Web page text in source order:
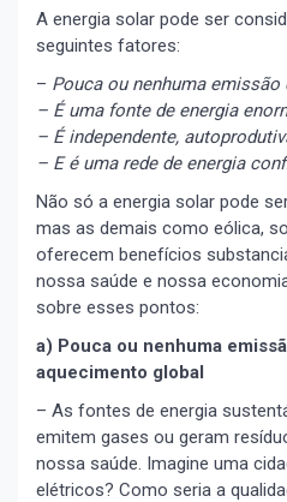
A energia solar pode ser
seguintes fatores:
– Pouca ou nenhuma
– É uma fonte de energia
– É independente,
– E é uma rede de energia
Não só a energia solar pode
mas as demais como eólica,
oferecem benefícios
nossa saúde e nossa
sobre esses pontos:
a) Pouca ou nenhuma
aquecimento global
– As fontes de energia
emitem gases ou geram
nossa saúde. Imagine uma
elétricos? Como seria a